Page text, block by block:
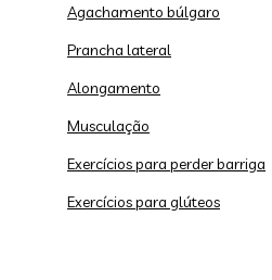
Agachamento búlgaro
Prancha lateral
Alongamento
Musculação
Exercícios para perder barriga
Exercícios para glúteos